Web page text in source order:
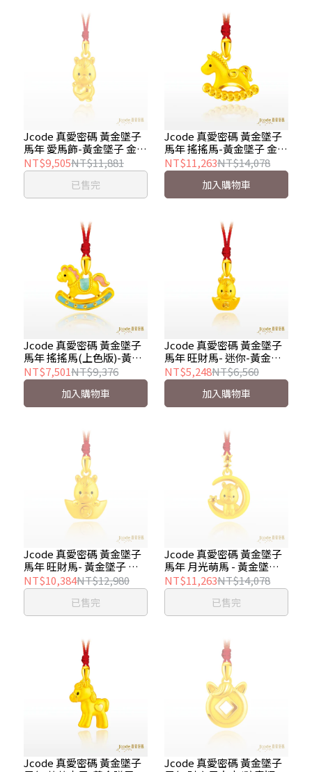
Jcode 真愛密碼 黃金墜子
馬年 愛馬飾-黃金墜子 金重
約 0.40 錢±0.03錢
NT$9,505NT$11,881
已售完
Jcode 真愛密碼 黃金墜子
馬年 搖搖馬-黃金墜子 金重
約 0.50 錢
NT$11,263NT$14,078
加入購物車
Jcode 真愛密碼 黃金墜子
馬年 搖搖馬(上色版)-黃金
墜子 金重約 0.28 錢
NT$7,501NT$9,376
加入購物車
Jcode 真愛密碼 黃金墜子
馬年 旺財馬- 迷你-黃金墜
子 金重約 0.18錢
NT$5,248NT$6,560
加入購物車
Jcode 真愛密碼 黃金墜子
馬年 旺財馬- 黃金墜子 金
重約 0.45 錢±0.03錢
NT$10,384NT$12,980
已售完
Jcode 真愛密碼 黃金墜子
馬年 月光萌馬 - 黃金墜子
金重約 0.50 錢±0.03錢
NT$11,263NT$14,078
已售完
Jcode 真愛密碼 黃金墜子
Jcode 真愛密碼 黃金墜子